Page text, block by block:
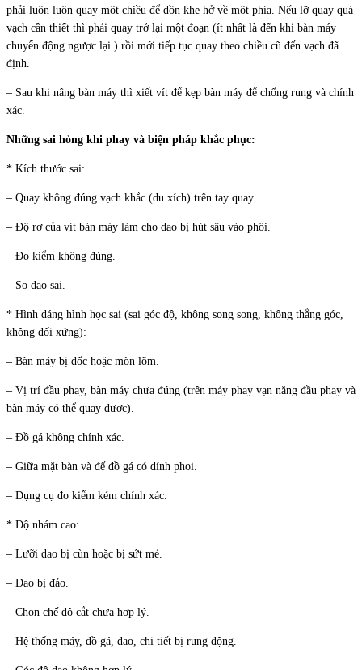
phải luôn luôn quay một chiều để dồn khe hở về một phía. Nếu lỡ quay quá
vạch cần thiết thì phải quay trở lại một đoạn (ít nhất là đến khi bàn máy
chuyển động ngược lại ) rồi mới tiếp tục quay theo chiều cũ đến vạch đã
định.
– Sau khi nâng bàn máy thì xiết vít để kẹp bàn máy để chống rung và chính
xác.
Những sai hỏng khi phay và biện pháp khắc phục:
* Kích thước sai:
– Quay không đúng vạch khắc (du xích) trên tay quay.
– Độ rơ của vít bàn máy làm cho dao bị hút sâu vào phôi.
– Đo kiểm không đúng.
– So dao sai.
* Hình dáng hình học sai (sai góc độ, không song song, không thẳng góc,
không đối xứng):
– Bàn máy bị dốc hoặc mòn lõm.
– Vị trí đầu phay, bàn máy chưa đúng (trên máy phay vạn năng đầu phay và
bàn máy có thể quay được).
– Đồ gá không chính xác.
– Giữa mặt bàn và đế đồ gá có dính phoi.
– Dụng cụ đo kiểm kém chính xác.
* Độ nhám cao:
– Lưỡi dao bị cùn hoặc bị sứt mẻ.
– Dao bị đảo.
– Chọn chế độ cắt chưa hợp lý.
– Hệ thống máy, đồ gá, dao, chi tiết bị rung động.